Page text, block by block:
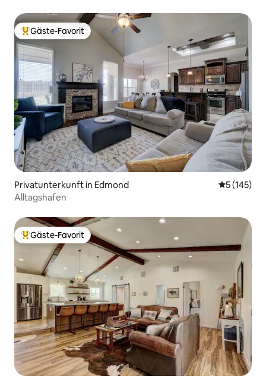
Beliebter Gäste-Favorit.
Gäste-Favorit
Privatunterkunft in Edmond
5 (145)
Alltagshafen
Beliebter Gäste-Favorit.
Gäste-Favorit